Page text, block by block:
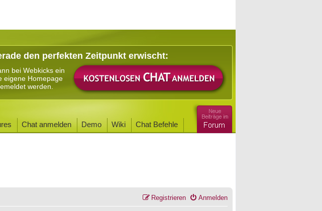
den perfekten Zeitpunkt erwischt:
bei Webkicks ein
eigene Homepage
werden.
Chat anmelden Demo Wiki Chat Befehle
Anmelden
Registrieren